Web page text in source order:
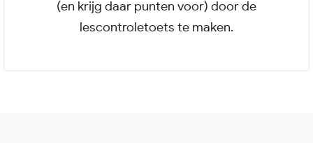
(en krijg daar punten voor) door de
lescontroletoets te maken.